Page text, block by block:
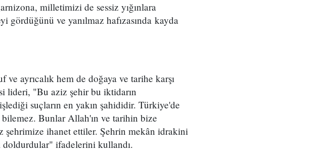
milletimizi de sessiz yığınlara
ve yanılmaz hafızasında kayda
ayrıcalık hem de doğaya ve tarihe karşı
lideri, "Bu aziz şehir bu iktidarın
suçların en yakın şahididir. Türkiye'de
Bunlar Allah'ın ve tarihin bize
ihanet ettiler. Şehrin mekân idrakini
doldurdular" ifadelerini kullandı.